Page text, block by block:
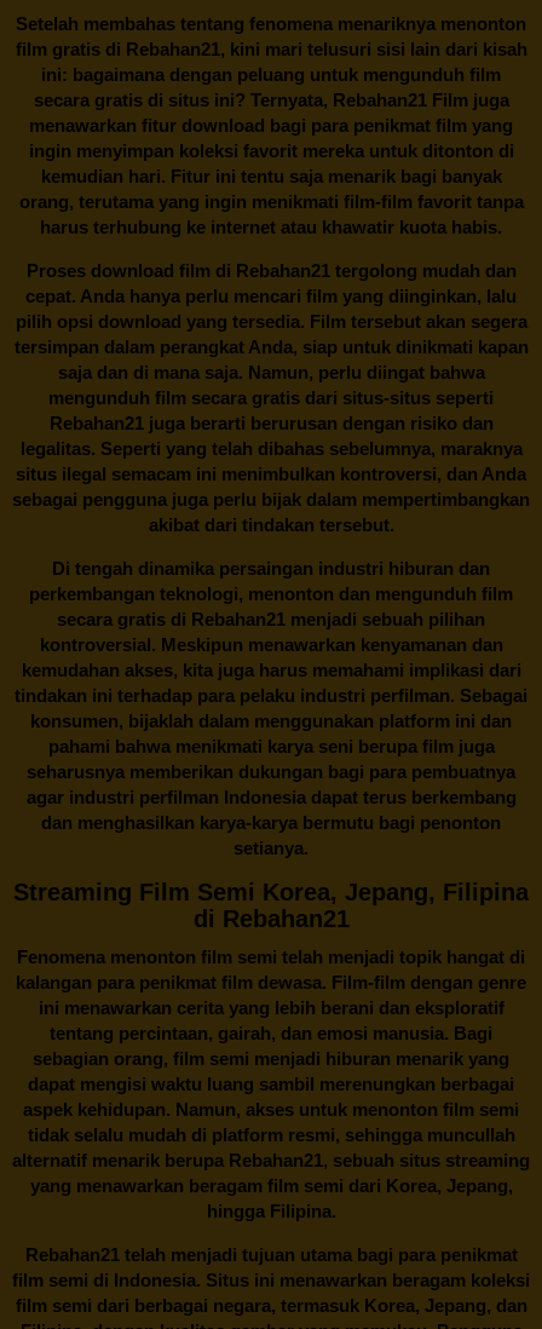
Setelah membahas tentang fenomena menariknya menonton
film gratis di Rebahan21, kini mari telusuri sisi lain dari kisah
ini: bagaimana dengan peluang untuk mengunduh film
secara gratis di situs ini? Ternyata, Rebahan21 Film juga
menawarkan fitur download bagi para penikmat film yang
ingin menyimpan koleksi favorit mereka untuk ditonton di
kemudian hari. Fitur ini tentu saja menarik bagi banyak
orang, terutama yang ingin menikmati film-film favorit tanpa
harus terhubung ke internet atau khawatir kuota habis.
Proses download film di Rebahan21tergolong mudah dan
cepat. Anda hanya perlu mencari film yang diinginkan, lalu
pilih opsi download yang tersedia. Film tersebut akan segera
tersimpan dalam perangkat Anda, siap untuk dinikmati kapan
saja dan di mana saja. Namun, perlu diingat bahwa
mengunduh film secara gratis dari situs-situs seperti
Rebahan21 juga berarti berurusan dengan risiko dan
legalitas. Seperti yang telah dibahas sebelumnya, maraknya
situs ilegal semacam ini menimbulkan kontroversi, dan Anda
sebagai pengguna juga perlu bijak dalam mempertimbangkan
akibat dari tindakan tersebut.
Di tengah dinamika persaingan industri hiburan dan
perkembangan teknologi, menonton dan mengunduh film
secara gratis di Rebahan21 menjadi sebuah pilihan
kontroversial. Meskipun menawarkan kenyamanan dan
kemudahan akses, kita juga harus memahami implikasi dari
tindakan ini terhadap para pelaku industri perfilman. Sebagai
konsumen, bijaklah dalam menggunakan platform ini dan
pahami bahwa menikmati karya seni berupa film juga
seharusnya memberikan dukungan bagi para pembuatnya
agar industri perfilman Indonesia dapat terus berkembang
dan menghasilkan karya-karya bermutu bagi penonton
setianya.
Streaming Film Semi Korea, Jepang, Filipina
di Rebahan21
Fenomena menonton film semi telah menjadi topik hangat di
kalangan para penikmat film dewasa. Film-film dengan genre
ini menawarkan cerita yang lebih berani dan eksploratif
tentang percintaan, gairah, dan emosi manusia. Bagi
sebagian orang, film semi menjadi hiburan menarik yang
dapat mengisi waktu luang sambil merenungkan berbagai
aspek kehidupan. Namun, akses untuk menonton film semi
tidak selalu mudah di platform resmi, sehingga muncullah
alternatif menarik berupa Rebahan21, sebuah situs streaming
yang menawarkan beragam film semi dari Korea, Jepang,
hingga Filipina.
Rebahan21telah menjadi tujuan utama bagi para penikmat
film semi di Indonesia. Situs ini menawarkan beragam koleksi
film semi dari berbagai negara, termasuk Korea, Jepang, dan